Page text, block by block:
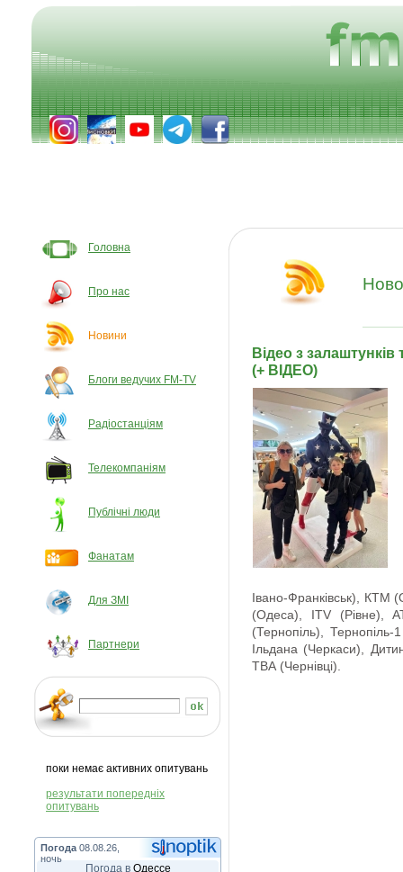
Головна
Про нас
Новини
Блоги ведучих FM-TV
Радіостанціям
Телекомпаніям
Публічні люди
Фанатам
Для ЗМІ
Партнери
поки немає активних опитувань
результати попередніх
опитувань
Погода 08.08.26,
ночь
Погода в Одессе
Відео з
(+ ВІДЕО)
Івано-Франківськ), КТМ
(Одеса), ITV (Рівне),
(Тернопіль),
Ільдана (Черкаси),
ТВА (Чернівці).